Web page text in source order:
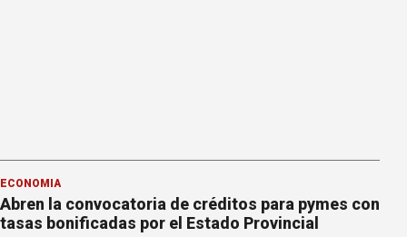
ECONOMÍA
Abren la convocatoria de créditos para pymes con
tasas bonificadas por el Estado Provincial